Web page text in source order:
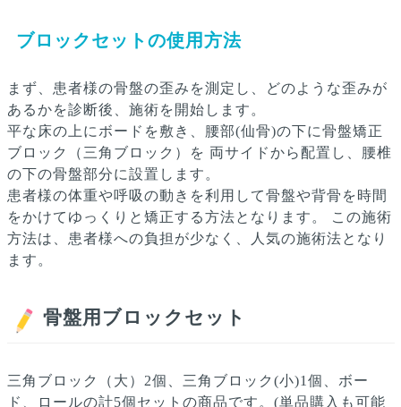
ブロックセットの使用方法
まず、患者様の骨盤の歪みを測定し、どのような歪みが
あるかを診断後、施術を開始します。
平な床の上にボードを敷き、腰部(仙骨)の下に骨盤矯正
ブロック（三角ブロック）を 両サイドから配置し、腰椎
の下の骨盤部分に設置します。
患者様の体重や呼吸の動きを利用して骨盤や背骨を時間
をかけてゆっくりと矯正する方法となります。
この施術
方法は、患者様への負担が少なく、人気の施術法となり
ます。
骨盤用ブロックセット
三角ブロック（大）2個、三角ブロック(小)1個、ボー
ド、ロールの計5個セットの商品です。(単品購入も可能